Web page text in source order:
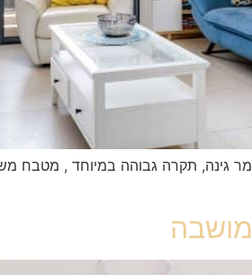
באזור החדש בפארק המושבה! דירת גן מרווחת 4 חדרים , 80 מר